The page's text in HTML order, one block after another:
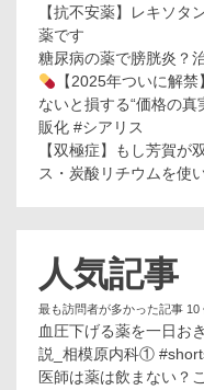
【抗不安薬】レキソタ
薬です
糖尿病の薬で膀胱炎？
【2025年ついに解
ないと損する“価格の真
販化 #シアリス
【双極症】もし芳賀が
ス・炭酸リチウムを使
人気記事
最も訪問者が多かった記事 10
血圧下げる薬を一日お
説_相模原内科①
医師は薬は飲まない？